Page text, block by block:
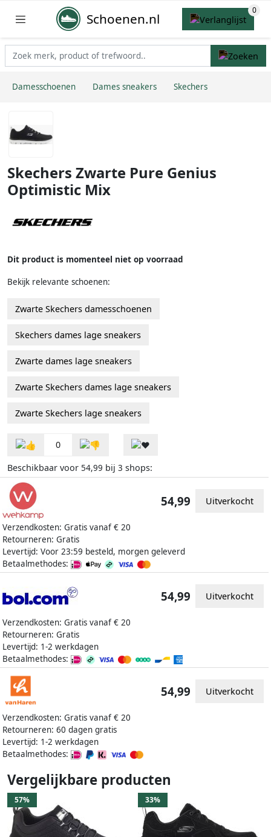
Schoenen.nl
Damesschoenen Dames sneakers Skechers
Skechers Zwarte Pure Genius
Optimistic Mix
Dit product is momenteel niet op voorraad
Bekijk relevante schoenen:
Zwarte Skechers damesschoenen
Skechers dames lage sneakers
Zwarte dames lage sneakers
Zwarte Skechers dames lage sneakers
Zwarte Skechers lage sneakers
0
Beschikbaar voor 54,99 bij 3 shops:
Verzendkosten: Gratis vanaf € 20
Retourneren: Gratis
Levertijd: Voor 23:59 besteld, morgen geleverd
Betaalmethodes:
54,99 Uitverkocht
Verzendkosten: Gratis vanaf € 20
Retourneren: Gratis
Levertijd: 1-2 werkdagen
Betaalmethodes:
54,99 Uitverkocht
Verzendkosten: Gratis vanaf € 20
Retourneren: 60 dagen gratis
Levertijd: 1-2 werkdagen
Betaalmethodes:
54,99 Uitverkocht
Vergelijkbare producten
57% 33%